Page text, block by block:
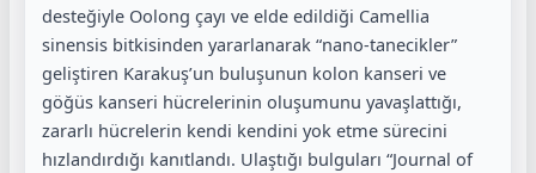
desteğiyle Oolong çayı ve elde edildiği Camellia
sinensis bitkisinden yararlanarak “nano-tanecikler”
geliştiren Karakuş’un buluşunun kolon kanseri ve
göğüs kanseri hücrelerinin oluşumunu yavaşlattığı,
zararlı hücrelerin kendi kendini yok etme sürecini
hızlandırdığı kanıtlandı. Ulaştığı bulguları “Journal of